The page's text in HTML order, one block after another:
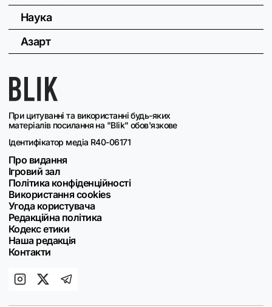
При цитуванні та використанні будь-яких
матеріалів посилання на "Blik" обов'язкове
Ідентифікатор медіа R40-06171
Про видання
Ігровий зал
Політика конфіденційності
Використання cookies
Угода користувача
Редакційна політика
Кодекс етики
Наша редакція
Контакти
Наука
Азарт